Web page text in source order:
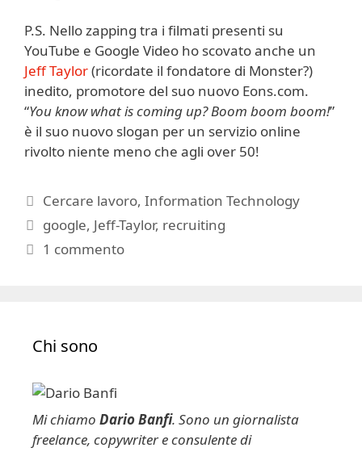
P.S. Nello zapping tra i filmati presenti su
YouTube e Google Video ho scovato anche un
Jeff Taylor(ricordate il fondatore di Monster?)
inedito, promotore del suo nuovo Eons.com.
“You know what is coming up? Boom boom boom!”
è il suo nuovo slogan per un servizio online
rivolto niente meno che agli over 50!
Categorie
Cercare lavoro,Information Technology
Tag
google, Jeff-Taylor, recruiting
1 commento
Chi sono
Mi chiamo Dario Banfi. Sono un giornalista
freelance, copywriter e consulente di